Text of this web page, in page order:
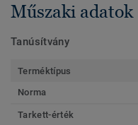
Műszaki adatok
Tanúsítvány
Terméktípus
Norma
Tarkett-érték